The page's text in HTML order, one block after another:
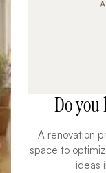
Do you
A renovation
space to
ideas